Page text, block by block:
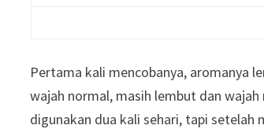
Pertama kali mencobanya, aromanya
wajah normal, masih lembut dan
digunakan dua kali sehari, tapi